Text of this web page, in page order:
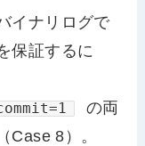
イナリログで
保証するに
の両
Case 8）。